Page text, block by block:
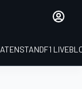
STANDF1